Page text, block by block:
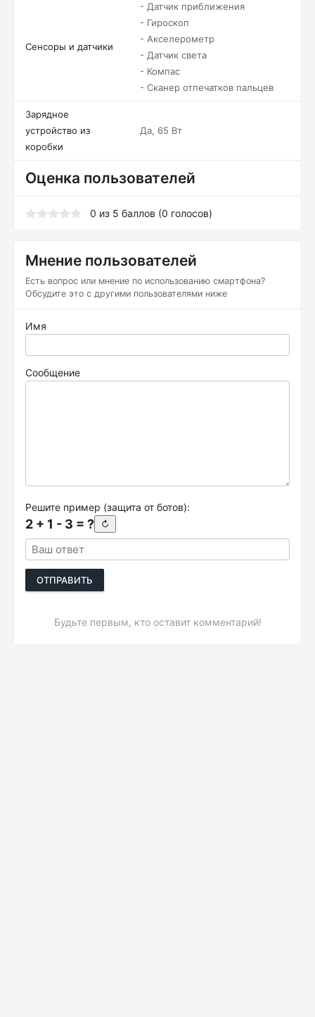
Сенсоры и датчики
- Датчик приближения
- Гироскоп
- Акселерометр
- Датчик света
- Компас
- Сканер отпечатков пальцев
Зарядное
устройство из
коробки
Да, 65 Вт
Оценка пользователей
0 из 5 баллов (0 голосов)
Мнение пользователей
Есть вопрос или мнение по использованию смартфона?
Обсудите это с другими пользователями ниже
Имя
Сообщение
Решите пример (защита от ботов):
2 + 1 - 3 = ? ↻
ОТПРАВИТЬ
Будьте первым, кто оставит комментарий!